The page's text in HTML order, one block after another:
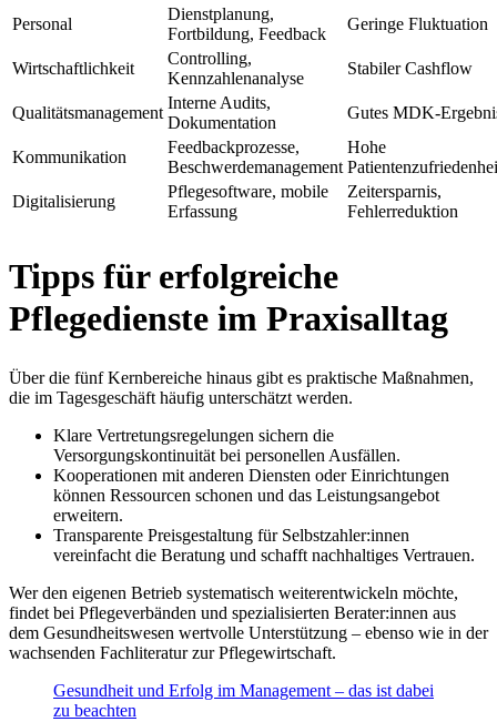
Personal
Dienstplanung,
Fortbildung, Feedback
Geringe Fluktuation
Wirtschaftlichkeit
Controlling,
Kennzahlenanalyse
Stabiler Cashflow
Qualitätsmanagement
Interne Audits,
Dokumentation
Gutes MDK-
Kommunikation
Feedbackprozesse,
Beschwerdemanagement
Hohe
Digitalisierung
Pflegesoftware, mobile
Erfassung
Zeitersparnis,
Fehlerreduktion
Tipps für erfolgreiche
Pflegedienste im Praxisalltag
Über die fünf Kernbereiche hinaus gibt es praktische Maßnahmen,
die im Tagesgeschäft häufig unterschätzt werden.
Klare Vertretungsregelungen sichern die
Versorgungskontinuität bei personellen Ausfällen.
Kooperationen mit anderen Diensten oder Einrichtungen
können Ressourcen schonen und das Leistungsangebot
erweitern.
Transparente Preisgestaltung für Selbstzahler:innen
vereinfacht die Beratung und schafft nachhaltiges Vertrauen.
Wer den eigenen Betrieb systematisch weiterentwickeln möchte,
findet bei Pflegeverbänden und spezialisierten Berater:innen aus
dem Gesundheitswesen wertvolle Unterstützung – ebenso wie in der
wachsenden Fachliteratur zur Pflegewirtschaft.
Gesundheit und Erfolg im Management – das ist dabei
zu beachten